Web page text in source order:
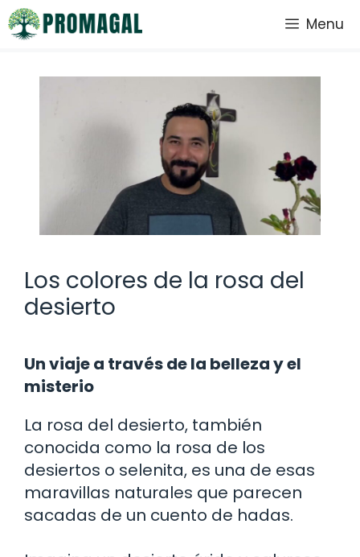
Saltar
al
Menu
Los colores de la rosa del
desierto
Un viaje a través de la belleza y el
misterio
La rosa del desierto, también
conocida como la rosa de los
desiertos o selenita, es una de esas
maravillas naturales que parecen
sacadas de un cuento de hadas.